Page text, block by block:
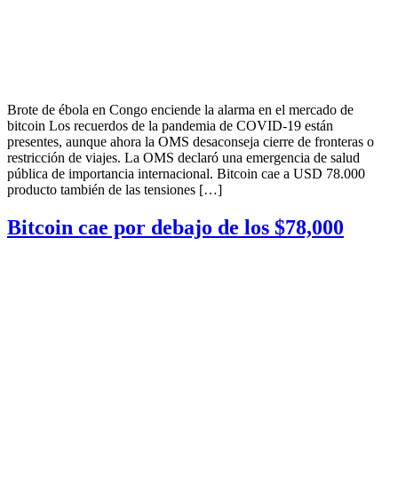
Brote de ébola en Congo enciende la alarma en el mercado de
bitcoin Los recuerdos de la pandemia de COVID-19 están
presentes, aunque ahora la OMS desaconseja cierre de fronteras o
restricción de viajes. La OMS declaró una emergencia de salud
pública de importancia internacional. Bitcoin cae a USD 78.000
producto también de las tensiones […]
Bitcoin cae por debajo de los $78,000